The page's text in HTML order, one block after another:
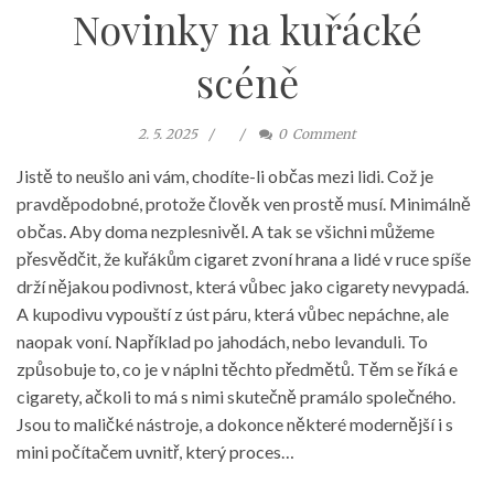
Novinky na kuřácké
scéně
2. 5. 2025 0 Comment
Jistě to neušlo ani vám, chodíte-li občas mezi lidi. Což je
pravděpodobné, protože člověk ven prostě musí. Minimálně
občas. Aby doma nezplesnivěl. A tak se všichni můžeme
přesvědčit, že kuřákům cigaret zvoní hrana a lidé v ruce spíše
drží nějakou podivnost, která vůbec jako cigarety nevypadá.
A kupodivu vypouští z úst páru, která vůbec nepáchne, ale
naopak voní. Například po jahodách, nebo levanduli. To
způsobuje to, co je v náplni těchto předmětů. Těm se říká e
cigarety, ačkoli to má s nimi skutečně pramálo společného.
Jsou to maličké nástroje, a dokonce některé modernější i s
mini počítačem uvnitř, který proces…